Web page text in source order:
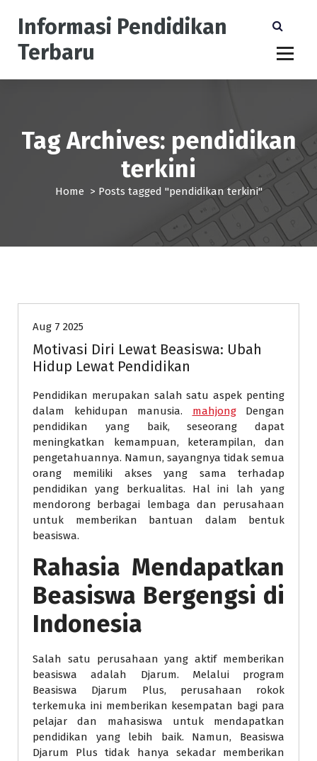
Informasi Pendidikan
Terbaru
Tag Archives: pendidikan
terkini
Home > Posts tagged "pendidikan terkini"
Aug 7 2025
Motivasi Diri Lewat Beasiswa: Ubah
Hidup Lewat Pendidikan
Pendidikan merupakan salah satu aspek penting
dalam kehidupan manusia. mahjongDengan
pendidikan yang baik, seseorang dapat
meningkatkan kemampuan, keterampilan, dan
pengetahuannya. Namun, sayangnya tidak semua
orang memiliki akses yang sama terhadap
pendidikan yang berkualitas. Hal ini lah yang
mendorong berbagai lembaga dan perusahaan
untuk memberikan bantuan dalam bentuk
beasiswa.
Rahasia Mendapatkan
Beasiswa Bergengsi di
Indonesia
Salah satu perusahaan yang aktif memberikan
beasiswa adalah Djarum. Melalui program
Beasiswa Djarum Plus, perusahaan rokok
terkemuka ini memberikan kesempatan bagi para
pelajar dan mahasiswa untuk mendapatkan
pendidikan yang lebih baik. Namun, Beasiswa
Djarum Plus tidak hanya sekadar memberikan